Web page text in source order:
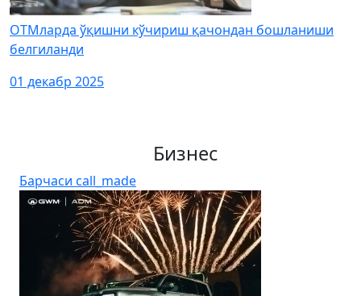
ОТМларда ўқишни кўчириш қачондан бошланиши
белгиланди
01 декабр 2025
Бизнес
Барчаси call_made